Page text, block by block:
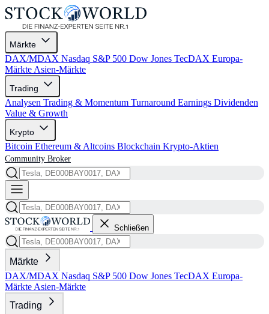
Märkte
DAX/MDAX Nasdaq S&P 500 Dow Jones TecDAX Europa-
Märkte Asien-Märkte
Trading
Analysen Trading & Momentum Turnaround Earnings Dividenden
Value & Growth
Krypto
Bitcoin Ethereum & Altcoins Blockchain Krypto-Aktien
Community Broker
Schließen
Märkte
DAX/MDAX Nasdaq S&P 500 Dow Jones TecDAX Europa-
Märkte Asien-Märkte
Trading